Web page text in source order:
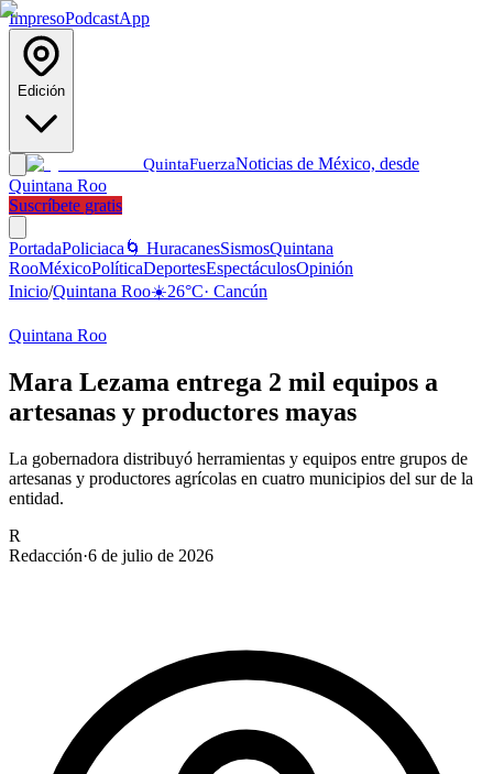
ImpresoPodcastApp
Edición
QuintaFuerzaNoticias de México, desde
Quintana Roo
Suscríbete gratis
PortadaPoliciaca 🌀 HuracanesSismosQuintana
RooMéxicoPolíticaDeportesEspectáculosOpinión
Inicio/Quintana Roo☀️26°C· Cancún
Quintana Roo
Mara Lezama entrega 2 mil equipos a
artesanas y productores mayas
La gobernadora distribuyó herramientas y equipos entre grupos de
artesanas y productores agrícolas en cuatro municipios del sur de la
entidad.
R
Redacción·6 de julio de 2026